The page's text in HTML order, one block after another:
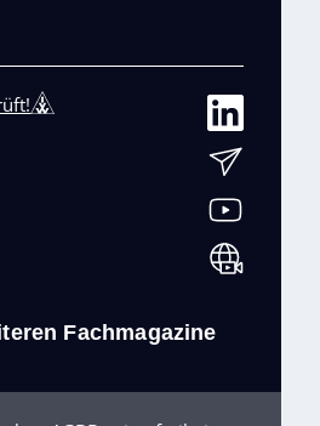
Fachmagazine